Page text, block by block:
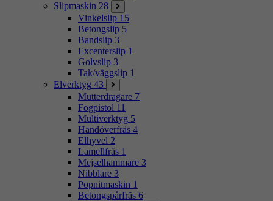
Slipmaskin 28
Vinkelslip 15
Betongslip 5
Bandslip 3
Excenterslip 1
Golvslip 3
Tak/väggslip 1
Elverktyg 43
Mutterdragare 7
Fogpistol 11
Multiverktyg 5
Handöverfräs 4
Elhyvel 2
Lamellfräs 1
Mejselhammare 3
Nibblare 3
Popnitmaskin 1
Betongspårfräs 6